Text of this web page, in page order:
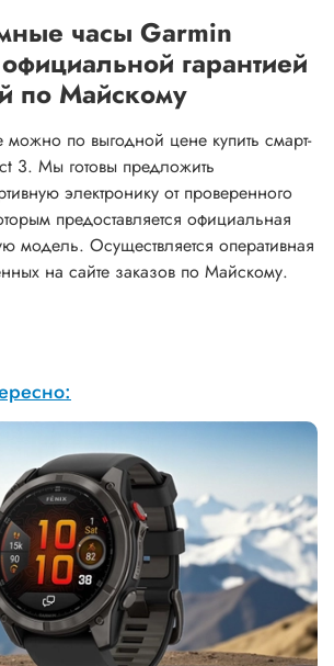
часы Garmin
гарантией
по Майскому
по выгодной цене купить смарт-
3. Мы готовы предложить
электронику от проверенного
предоставляется официальная
модель. Осуществляется оперативная
на сайте заказов по Майскому.